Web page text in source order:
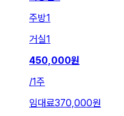
주방1
거실1
450,000원
/1주
임대료370,000원